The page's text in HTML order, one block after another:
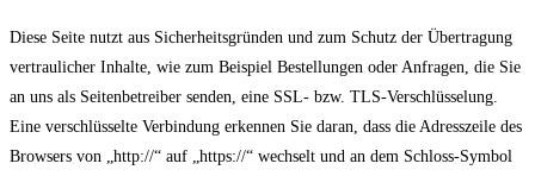
Diese Seite nutzt aus Sicherheitsgründen und zum Schutz der Übertragung
vertraulicher Inhalte, wie zum Beispiel Bestellungen oder Anfragen, die Sie
an uns als Seitenbetreiber senden, eine SSL- bzw. TLS-Verschlüsselung.
Eine verschlüsselte Verbindung erkennen Sie daran, dass die Adresszeile des
Browsers von „http://“ auf „https://“ wechselt und an dem Schloss-Symbol